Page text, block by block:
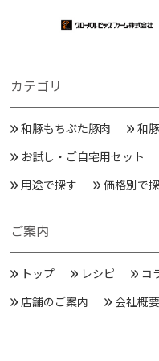
カテゴリ
和豚もちぶた豚肉 和
お試し・ご自宅用セット
用途で探す
価格別で
ご案内
トップ レシピ コ
店舗のご案内
会社概要